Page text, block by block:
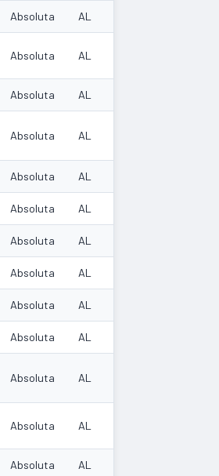
Absoluta AL
Absoluta AL
Absoluta AL
Absoluta AL
Absoluta AL
Absoluta AL
Absoluta AL
Absoluta AL
Absoluta AL
Absoluta AL
Absoluta AL
Absoluta AL
Absoluta AL